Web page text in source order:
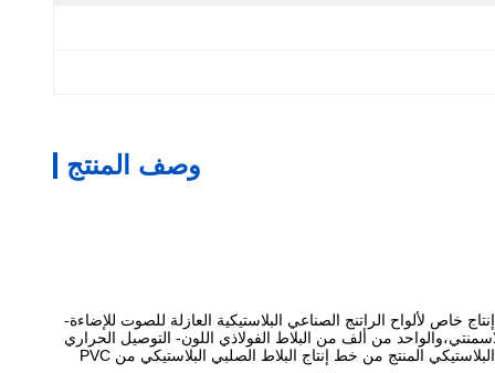
وصف المنتج
خاص لألواح الراتنج الصناعي البلاستيكية العازلة للصوت للإضاءة-
من ألف من البلاط الفولاذي اللون- التوصيل الحراري
للبلاط البلاستيكي الفولاذي حوالي 0.5/mk. في غياب طبقة عزل خارجية ، لا يزال تأثير العزل الحراري للبلاط البلاستيكي الفولاذي جيدًا ،والبلاط الصلب البلاستيكي المنتج من خط إنتاج البلاط الصلبي البلاستيكي من PVC